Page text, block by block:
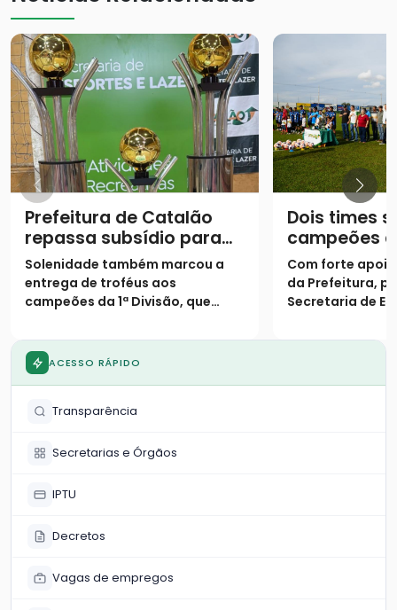
Prefeitura de Catalão
repassa subsídio para
equipes de futebol
amador
Solenidade também marcou a
entrega de troféus aos
campeões da 1ª Divisão, que
inédita
Dois times
campeões
1ª Divisão
Com forte
da Prefeitura,
Secretaria de
termina com
ACESSO RÁPIDO
Transparência
Secretarias e Órgãos
IPTU
Decretos
Vagas de empregos